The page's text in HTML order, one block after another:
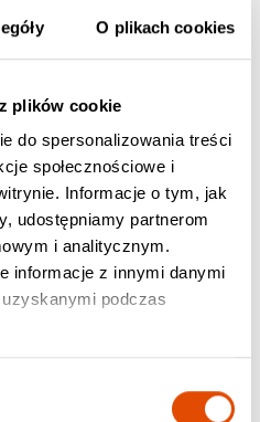
O plikach cookies
plików cookie
do spersonalizowania treści
społecznościowe i
Informacje o tym, jak
udostępniamy partnerom
i analitycznym.
informacje z innymi danymi
podczas